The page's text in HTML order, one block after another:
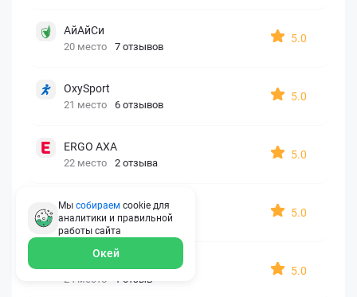
АйАйСи
20 место 7 отзывов
5.0
OxySport
21 место 6 отзывов
5.0
ERGO AXA
22 место 2 отзыва
5.0
Oxy Travel Premium
23 место 1 отзыв
5.0
24 место 1 отзыв
5.0
Мы собираем cookie для
аналитики и правильной
работы сайта
Окей